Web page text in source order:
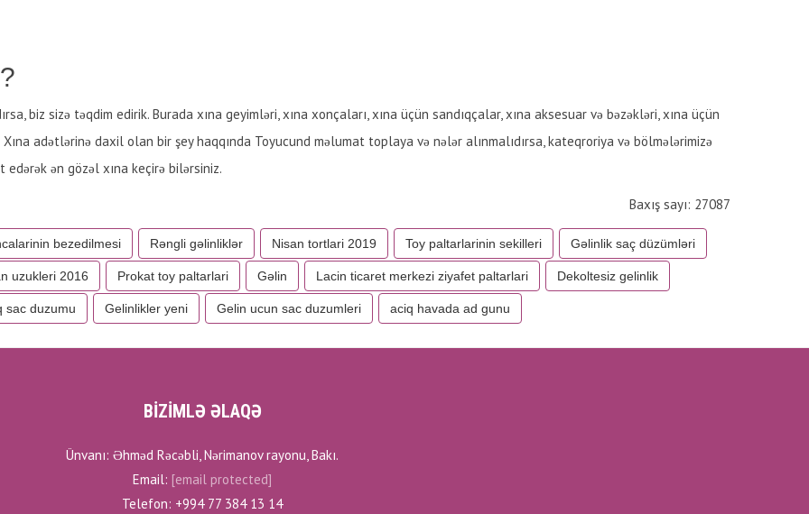
biz sizə təqdim edirik. Burada xına geyimləri, xına xonçaları, xına üçün sandıqçalar, xına aksesuar və bəzəkləri, xına üçün
adətlərinə daxil olan bir şey haqqında Toyucund məlumat toplaya və nələr alınmalıdırsa, kateqroriya və bölmələrimizə
ən gözəl xına keçirə bilərsiniz.
Baxış sayı: 27087
bezedilmesi Rəngli gəlinliklər Nisan tortlari 2019 Toy paltarlarinin sekilleri Gəlinlik saç düzümləri
uzukleri 2016 Prokat toy paltarlari Gəlin Lacin ticaret merkezi ziyafet paltarlari Dekoltesiz gelinlik
sac duzumu Gelinlikler yeni Gelin ucun sac duzumleri aciq havada ad gunu
BİZİMLƏ ƏLAQƏ
Ünvanı: Əhməd Rəcəbli, Nərimanov rayonu, Bakı.
Email: [email protected]
Telefon: +994 77 384 13 14